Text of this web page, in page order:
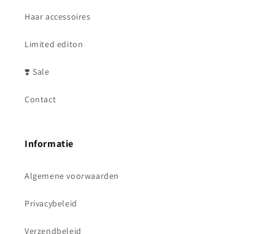
Haar accessoires
Limited editon
❣️ Sale
Contact
Informatie
Algemene voorwaarden
Privacybeleid
Verzendbeleid